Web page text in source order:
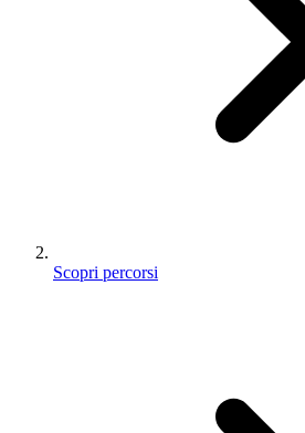
Scopri percorsi